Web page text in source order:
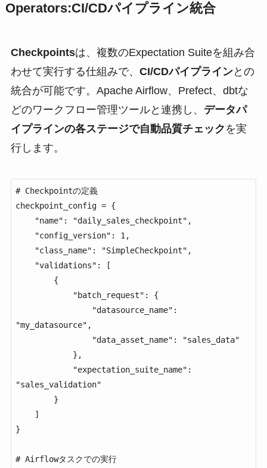
Operators:CI/CDパイプライン統合
Checkpointsは、複数のExpectation Suiteを組み合
わせて実行する仕組みで、 CI/CDパイプラインとの
統合が可能です。Apache Airflow、Prefect、dbtな
どのワークフロー管理ツールと連携し、 データパ
イプラインの各ステージで自動品質チェック を実
行します。
# Checkpointの定義
checkpoint_config = {
"my_datasource",
"sales_validation"
}
# Airflowタスクでの実行